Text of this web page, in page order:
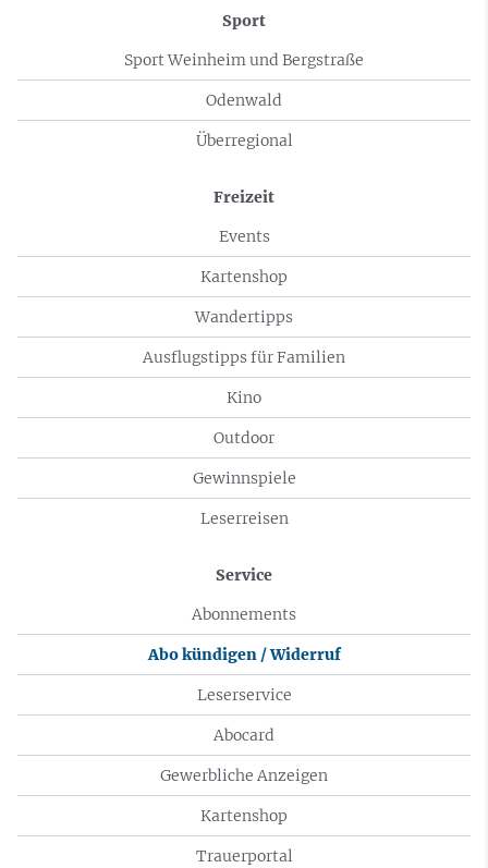
Sport
Sport Weinheim und Bergstraße
Odenwald
Überregional
Freizeit
Events
Kartenshop
Wandertipps
Ausflugstipps für Familien
Kino
Outdoor
Gewinnspiele
Leserreisen
Service
Abonnements
Abo kündigen / Widerruf
Leserservice
Abocard
Gewerbliche Anzeigen
Kartenshop
Trauerportal